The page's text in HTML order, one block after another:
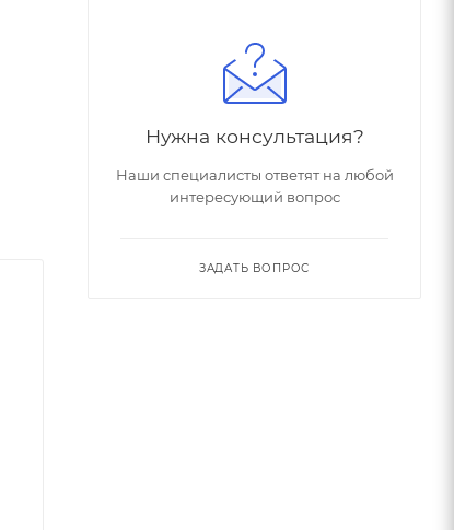
Нужна консультация?
Наши специалисты ответят на любой
интересующий вопрос
ЗАДАТЬ ВОПРОС